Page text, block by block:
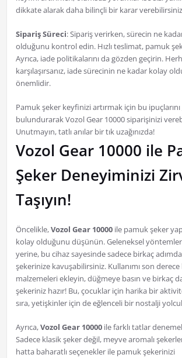
dikkate alarak daha bilinçli bir karar
Sipariş Süreci: Sipariş verirken, sürecin ne
olduğunu kontrol edin. Hızlı teslimat, pamuk
Ayrıca, iade politikalarını da gözden geçirin.
karşılaşırsanız, iade sürecinin ne kadar kolay
önemlidir.
Pamuk şeker keyfinizi artırmak için bu
bulundurarak Vozol Gear 10000 siparişinizi
Unutmayın, tatlı anılar bir tık uzağınızda!
Vozol Gear 10000 ile
Şeker Deneyiminizi
Taşıyın!
Öncelikle,Vozol Gear 10000ile pamuk şeker
kolay olduğunu düşünün. Geleneksel
yerine, bu cihaz sayesinde sadece birkaç
şekerinize kavuşabilirsiniz. Kullanımı son
malzemeleri ekleyin, düğmeye basın ve birkaç
şekeriniz hazır! Bu, çocuklar için harika bir
sıra, yetişkinler için de eğlenceli bir nostalji
Ayrıca,Vozol Gear 10000ile farklı tatlar
Sadece klasik şeker değil, meyve aromalı
hatta baharatlı seçenekler ile pamuk şekerinizi